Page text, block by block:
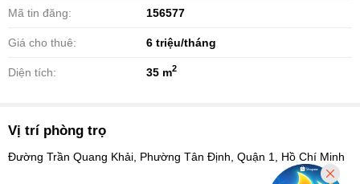
Mã tin đăng: 156577
Giá cho thuê: 6 triệu/tháng
Diện tích: 35 m2
Vị trí phòng trọ
Đường Trần Quang Khải, Phường Tân Định, Quận 1, Hồ Chí Minh